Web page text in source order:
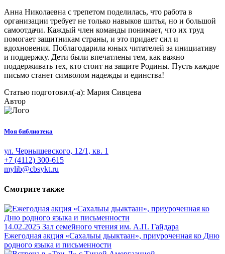
Анна Николаевна с трепетом поделилась, что работа в
организации требует не только навыков шитья, но и большой
самоотдачи. Каждый член команды понимает, что их труд
помогает защитникам страны, и это придает сил и
вдохновения. Поблагодарила юных читателей за инициативу
и поддержку. Дети были впечатлены тем, как важно
поддерживать тех, кто стоит на защите Родины. Пусть каждое
письмо станет символом надежды и единства!
Статью подготовил(-а): Мария Сивцева
Автор
Моя библиотека
ул. Чернышевского, 12/1, кв. 1
+7 (4112) 300-615
mylib@cbsykt.ru
Смотрите также
14.02.2025 Зал семейного чтения им. А.П. Гайдара
Ежегодная акция «Сахалыы дьыктаан», приуроченная ко Дню
родного языка и письменности